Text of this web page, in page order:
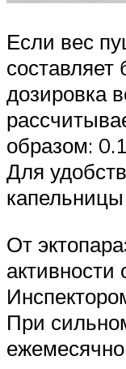
Если вес
составляет
дозировка
образом:
Для
От
При
ежемесячно